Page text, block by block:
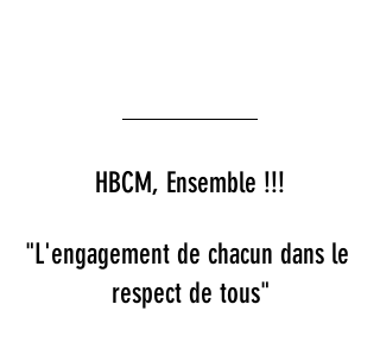
HBCM, Ensemble !!!
"L'engagement de chacun dans le
respect de tous"